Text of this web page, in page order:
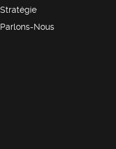
Stratégie
Parlons-Nous